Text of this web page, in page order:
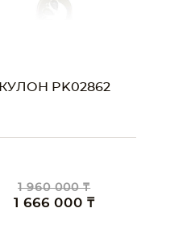
КУЛОН PK02862
1 960 000 ₸
1 666 000 ₸